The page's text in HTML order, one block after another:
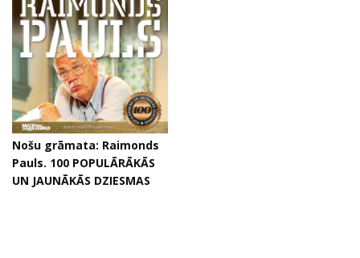
Nošu grāmata: Raimonds
Pauls. 100 POPULĀRĀKĀS
UN JAUNĀKĀS DZIESMAS